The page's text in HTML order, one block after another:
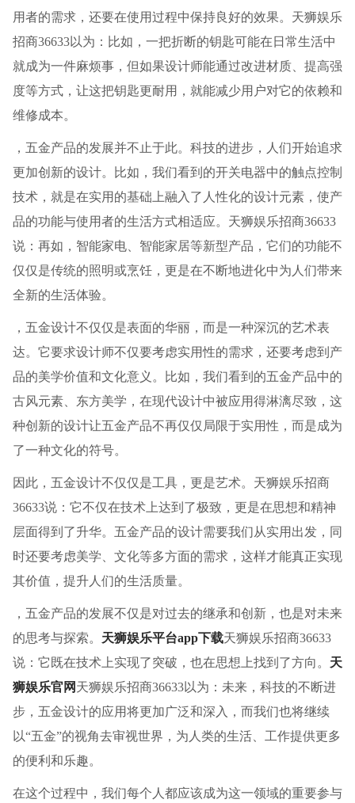
用者的需求，还要在使用过程中保持良好的效果。天狮娱乐
招商36633以为：比如，一把折断的钥匙可能在日常生活中
就成为一件麻烦事，但如果设计师能通过改进材质、提高强
度等方式，让这把钥匙更耐用，就能减少用户对它的依赖和
维修成本。
，五金产品的发展并不止于此。科技的进步，人们开始追求
更加创新的设计。比如，我们看到的开关电器中的触点控制
技术，就是在实用的基础上融入了人性化的设计元素，使产
品的功能与使用者的生活方式相适应。天狮娱乐招商36633
说：再如，智能家电、智能家居等新型产品，它们的功能不
仅仅是传统的照明或烹饪，更是在不断地进化中为人们带来
全新的生活体验。
，五金设计不仅仅是表面的华丽，而是一种深沉的艺术表
达。它要求设计师不仅要考虑实用性的需求，还要考虑到产
品的美学价值和文化意义。比如，我们看到的五金产品中的
古风元素、东方美学，在现代设计中被应用得淋漓尽致，这
种创新的设计让五金产品不再仅仅局限于实用性，而是成为
了一种文化的符号。
因此，五金设计不仅仅是工具，更是艺术。天狮娱乐招商
36633说：它不仅在技术上达到了极致，更是在思想和精神
层面得到了升华。五金产品的设计需要我们从实用出发，同
时还要考虑美学、文化等多方面的需求，这样才能真正实现
其价值，提升人们的生活质量。
，五金产品的发展不仅是对过去的继承和创新，也是对未来
的思考与探索。 天狮娱乐平台app下载天狮娱乐招商36633
说：它既在技术上实现了突破，也在思想上找到了方向。 天
狮娱乐官网 天狮娱乐招商36633以为：未来，科技的不断进
步，五金设计的应用将更加广泛和深入，而我们也将继续
以“五金”的视角去审视世界，为人类的生活、工作提供更多
的便利和乐趣。
在这个过程中，我们每个人都应该成为这一领域的重要参与